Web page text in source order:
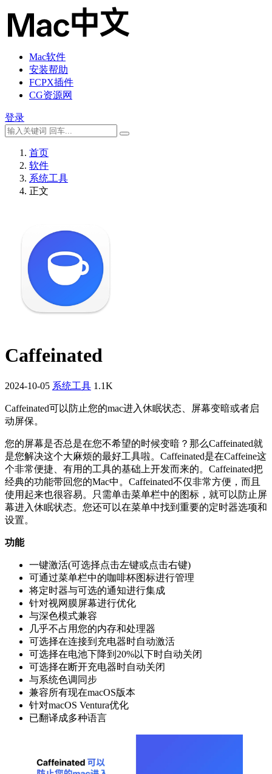
Mac软件
安装帮助
FCPX插件
CG资源网
登录
首页
软件
系统工具
正文
Caffeinated
2024-10-05 系统工具 1.1K
Caffeinated可以防止您的mac进入休眠状态、屏幕变暗或者启
动屏保。
您的屏幕是否总是在您不希望的时候变暗？那么Caffeinated就
是您解决这个大麻烦的最好工具啦。Caffeinated是在Caffeine这
个非常便捷、有用的工具的基础上开发而来的。Caffeinated把
经典的功能带回您的Mac中。Caffeinated不仅非常方便，而且
使用起来也很容易。只需单击菜单栏中的图标，就可以防止屏
幕进入休眠状态。您还可以在菜单中找到重要的定时器选项和
设置。
功能
一键激活(可选择点击左键或点击右键)
可通过菜单栏中的咖啡杯图标进行管理
将定时器与可选的通知进行集成
针对视网膜屏幕进行优化
与深色模式兼容
几乎不占用您的内存和处理器
可选择在连接到充电器时自动激活
可选择在电池下降到20%以下时自动关闭
可选择在断开充电器时自动关闭
与系统色调同步
兼容所有现在macOS版本
针对macOS Ventura优化
已翻译成多种语言